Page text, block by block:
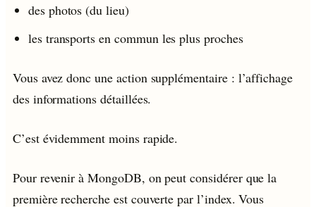
des photos (du lieu)
les transports en commun les plus proches
Vous avez donc une action supplémentaire : l’affichage
des informations détaillées.
C’est évidemment moins rapide.
Pour revenir à MongoDB, on peut considérer que la
première recherche est couverte par l’index. Vous